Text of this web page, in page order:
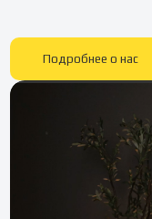
Подробнее о нас